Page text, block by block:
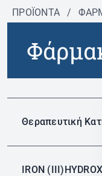
ΠΡΟΪΟΝΤΑ /
Θεραπευτική
IRON